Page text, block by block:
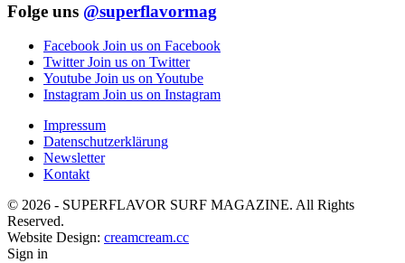
Folge uns @superflavormag
Facebook Join us on Facebook
Twitter Join us on Twitter
Youtube Join us on Youtube
Instagram Join us on Instagram
Impressum
Datenschutzerklärung
Newsletter
Kontakt
© 2026 - SUPERFLAVOR SURF MAGAZINE. All Rights
Reserved.
Website Design: creamcream.cc
Sign in